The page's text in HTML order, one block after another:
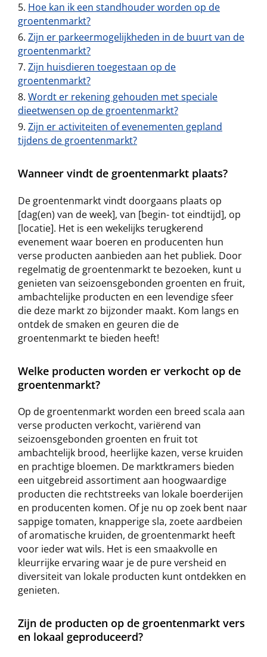
Hoe kan ik een standhouder worden op de
groentenmarkt?
Zijn er parkeermogelijkheden in de buurt van de
groentenmarkt?
Zijn huisdieren toegestaan op de
groentenmarkt?
Wordt er rekening gehouden met speciale
dieetwensen op de groentenmarkt?
Zijn er activiteiten of evenementen gepland
tijdens de groentenmarkt?
Wanneer vindt de groentenmarkt plaats?
De groentenmarkt vindt doorgaans plaats op
[dag(en) van de week], van [begin- tot eindtijd], op
[locatie]. Het is een wekelijks terugkerend
evenement waar boeren en producenten hun
verse producten aanbieden aan het publiek. Door
regelmatig de groentenmarkt te bezoeken, kunt u
genieten van seizoensgebonden groenten en fruit,
ambachtelijke producten en een levendige sfeer
die deze markt zo bijzonder maakt. Kom langs en
ontdek de smaken en geuren die de
groentenmarkt te bieden heeft!
Welke producten worden er verkocht op de
groentenmarkt?
Op de groentenmarkt worden een breed scala aan
verse producten verkocht, variërend van
seizoensgebonden groenten en fruit tot
ambachtelijk brood, heerlijke kazen, verse kruiden
en prachtige bloemen. De marktkramers bieden
een uitgebreid assortiment aan hoogwaardige
producten die rechtstreeks van lokale boerderijen
en producenten komen. Of je nu op zoek bent naar
sappige tomaten, knapperige sla, zoete aardbeien
of aromatische kruiden, de groentenmarkt heeft
voor ieder wat wils. Het is een smaakvolle en
kleurrijke ervaring waar je de pure versheid en
diversiteit van lokale producten kunt ontdekken en
genieten.
Zijn de producten op de groentenmarkt vers
en lokaal geproduceerd?